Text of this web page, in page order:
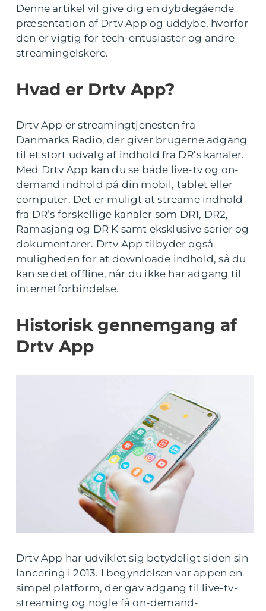
Denne artikel vil give dig en dybdegående
præsentation af Drtv App og uddybe, hvorfor
den er vigtig for tech-entusiaster og andre
streamingelskere.
Hvad er Drtv App?
Drtv App er streamingtjenesten fra
Danmarks Radio, der giver brugerne adgang
til et stort udvalg af indhold fra DR’s kanaler.
Med Drtv App kan du se både live-tv og on-
demand indhold på din mobil, tablet eller
computer. Det er muligt at streame indhold
fra DR’s forskellige kanaler som DR1, DR2,
Ramasjang og DR K samt eksklusive serier og
dokumentarer. Drtv App tilbyder også
muligheden for at downloade indhold, så du
kan se det offline, når du ikke har adgang til
internetforbindelse.
Historisk gennemgang af
Drtv App
Drtv App har udviklet sig betydeligt siden sin
lancering i 2013. I begyndelsen var appen en
simpel platform, der gav adgang til live-tv-
streaming og nogle få on-demand-